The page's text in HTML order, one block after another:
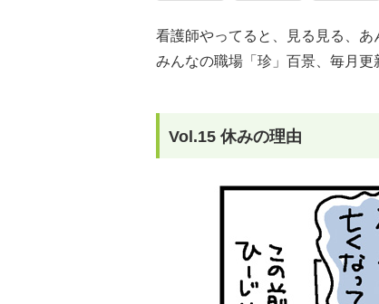
看護師やってると、見る見る、あ
みんなの職場「珍」百景、毎月更
Vol.15 休みの理由